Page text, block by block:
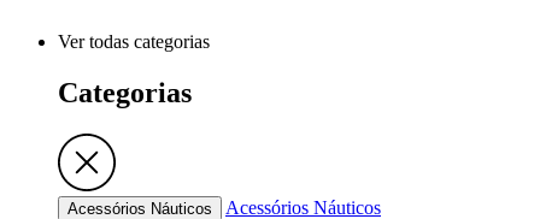
Ver todas categorias
Categorias
Acessórios Náuticos
Acessórios Náuticos